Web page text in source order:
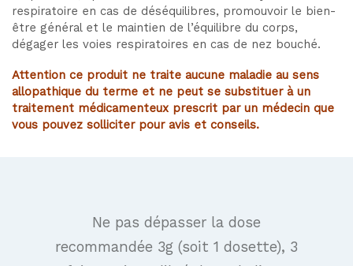
respiratoire en cas de déséquilibres, promouvoir le bien-
être général et le maintien de l’équilibre du corps,
dégager les voies respiratoires en cas de nez bouché.
Attention ce produit ne traite aucune maladie au sens
allopathique du terme et ne peut se substituer à un
traitement médicamenteux prescrit par un médecin que
vous pouvez solliciter pour avis et conseils.
Ne pas dépasser la dose
recommandée 3g (soit 1 dosette), 3